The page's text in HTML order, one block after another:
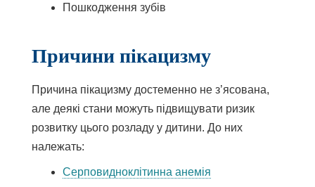
Пошкодження зубів
Причини пікацизму
Причина пікацизму достеменно не з’ясована,
але деякі стани можуть підвищувати ризик
розвитку цього розладу у дитини. До них
належать:
Серповидноклітинна анемія